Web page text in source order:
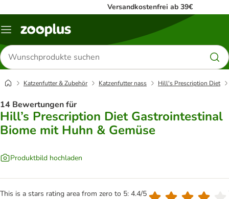
Versandkostenfrei ab 39€
Menü
Produkte
suchen
Katzenfutter & Zubehör Katzenfutter nass Hill's Prescription Diet
14 Bewertungen für
Hill’s Prescription Diet Gastrointestinal
Biome mit Huhn & Gemüse
Produktbild hochladen
This is a stars rating area from zero to 5: 4.4/5